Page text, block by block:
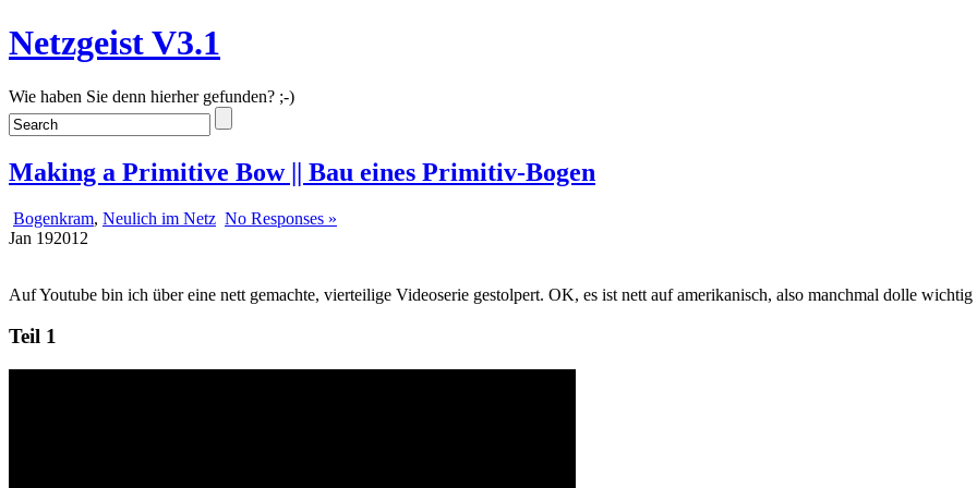
Netzgeist V3.1
Wie haben Sie denn hierher gefunden? ;-)
Making a Primitive Bow || Bau eines Primitiv-Bogen
Bogenkram, Neulich im Netz No Responses »
Jan 192012
Auf Youtube bin ich über eine nett gemachte, vierteilige Videoserie gestolpert. OK, es ist nett auf amerikanisch, also manchmal dolle wichtig
Teil 1